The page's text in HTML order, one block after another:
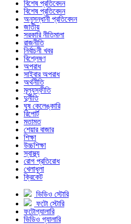
বিশেষ প্রতিবেদন
বিশেষ প্রতিবেদন
অনুসন্ধানী প্রতিবেদন
জাতীয়
সরকারি নীতিমালা
রাজনীতি
নির্বাচনী খবর
বিশ্লেষণ
অপরাধ
সাইবার অপরাধ
অর্থনীতি
মূল্যস্ফীতি
দুর্নীতি
ঘুষ কেলেঙ্কারি
রিপোর্ট
মতামত
শেয়ার বাজার
শিক্ষা
উচ্চশিক্ষা
স্বাস্থ্য
রোগ প্রতিরোধ
খেলাধুলা
ক্রিকেট
ভিডিও স্টোরি
ফটো স্টোরি
ফটোগ্যালারি
ভিডিও গ্যালারি